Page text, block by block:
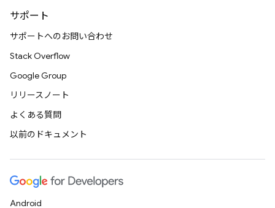
サポート
サポートへのお問い合わせ
Stack Overflow
Google Group
リリースノート
よくある質問
以前のドキュメント
Android